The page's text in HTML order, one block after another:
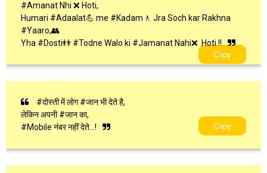
#Amanat Nhi ❌ Hoti,
Humari #Adaalat💪 me #Kadam🚶 Jra Soch kar Rakhna
#Yaaro,👥
Yha #Dosti👬 #Todne Walo ki #Jamanat Nahi❌ Hoti !!
Copy
#दोस्ती में लोग #जान भी देते है,
लेकिन अपनी #जान का,
#Mobile नंबर नहीं देते...!
Copy